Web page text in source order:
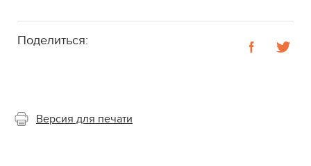
Поделиться:
Версия для печати